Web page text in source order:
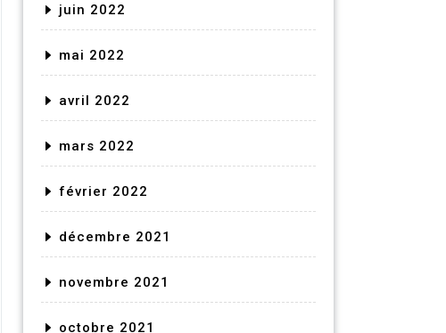
juin 2022
mai 2022
avril 2022
mars 2022
février 2022
décembre 2021
novembre 2021
octobre 2021